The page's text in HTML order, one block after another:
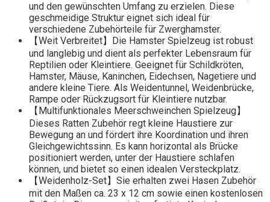
und den gewünschten Umfang zu erzielen. Diese
geschmeidige Struktur eignet sich ideal für
verschiedene Zubehörteile für Zwerghamster.
【Weit Verbreitet】Die Hamster Spielzeug ist robust
und langlebig und dient als perfekter Lebensraum für
Reptilien oder Kleintiere. Geeignet für Schildkröten,
Hamster, Mäuse, Kaninchen, Eidechsen, Nagetiere und
andere kleine Tiere. Als Weidentunnel, Weidenbrücke,
Rampe oder Rückzugsort für Kleintiere nutzbar.
【Multifunktionales Meerschweinchen Spielzeug】
Dieses Ratten Zubehör regt kleine Haustiere zur
Bewegung an und fördert ihre Koordination und ihren
Gleichgewichtssinn. Es kann horizontal als Brücke
positioniert werden, unter der Haustiere schlafen
können, und bietet so einen idealen Versteckplatz.
【Weidenholz-Set】Sie erhalten zwei Hasen Zubehör
mit den Maßen ca. 23 x 12 cm sowie einen kostenlosen